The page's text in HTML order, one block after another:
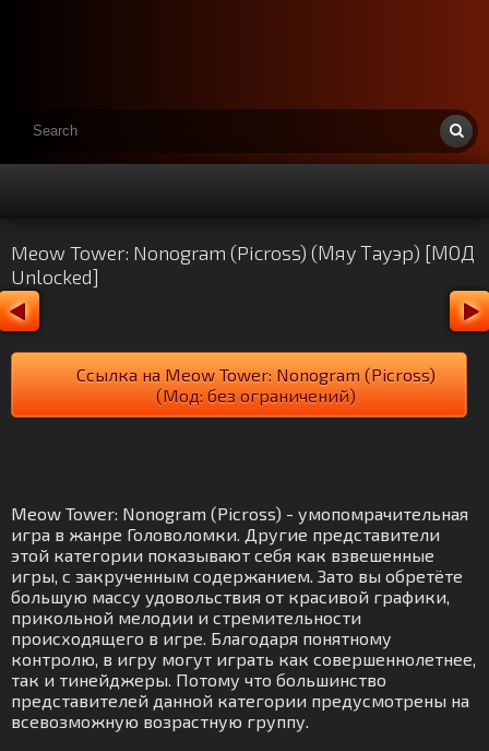
Meow Tower: Nonogram (Picross) (Мяу Тауэр) [МОД
Unlocked]
Ссылка на Meow Tower: Nonogram (Picross)
(Мод: без ограничений)
Meow Tower: Nonogram (Picross) - умопомрачительная
игра в жанре Головоломки. Другие представители
этой категории показывают себя как взвешенные
игры, с закрученным содержанием. Зато вы обретёте
большую массу удовольствия от красивой графики,
прикольной мелодии и стремительности
происходящего в игре. Благодаря понятному
контролю, в игру могут играть как совершеннолетнее,
так и тинейджеры. Потому что большинство
представителей данной категории предусмотрены на
всевозможную возрастную группу.